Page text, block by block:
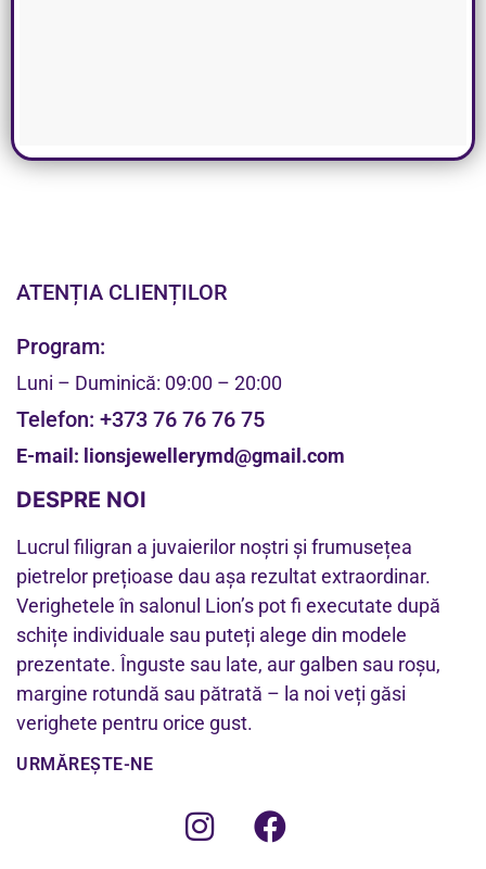
ATENȚIA CLIENȚILOR
Program:
Luni – Duminică: 09:00 – 20:00
Telefon: +373 76 76 76 75
E-mail: lionsjewellerymd@gmail.com
DESPRE NOI
Lucrul filigran a juvaierilor noștri și frumusețea
pietrelor prețioase dau așa rezultat extraordinar.
Verighetele în salonul Lion’s pot fi executate după
schițe individuale sau puteți alege din modele
prezentate. Înguste sau late, aur galben sau roșu,
margine rotundă sau pătrată – la noi veți găsi
verighete pentru orice gust.
URMĂREȘTE-NE